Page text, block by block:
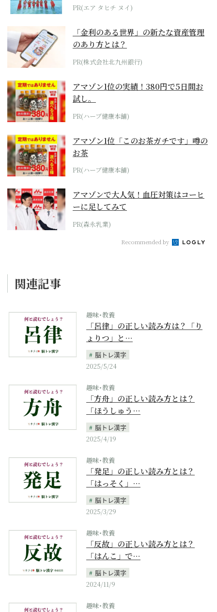
らみえてくる...
PR(エア タヒチ ヌイ)
「金利のある世界」の新たな資産管理
のあり方とは？
PR(株式会社北九州銀行)
アマゾン1位の実績！380円で5日間お
試し。
PR(ハーブ健康本舗)
アマゾン1位「このお茶ガチです」噂の
お茶
PR(ハーブ健康本舗)
アマゾンで大人気！血圧対策はコーヒ
ーに足してみて
PR(森永乳業)
Recommended by
関連記事
趣味･教養
「呂律」の正しい読み方は？「り
ょりつ」と…
脳トレ漢字
2025/5/24
趣味･教養
「方舟」の正しい読み方とは？
「ほうしゅう…
脳トレ漢字
2025/4/19
趣味･教養
「発足」の正しい読み方とは？
「はっそく」…
脳トレ漢字
2025/3/29
趣味･教養
「反故」の正しい読み方とは？
「はんこ」で…
脳トレ漢字
2024/11/9
趣味･教養